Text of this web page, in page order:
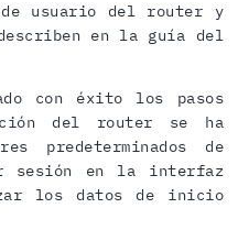
usuario del router y
en la guía del
con éxito los pasos
del router se ha
predeterminados de
sesión en la interfaz
los datos de inicio